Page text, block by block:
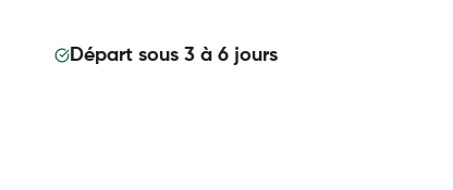
Départ sous 3 à 6 jours